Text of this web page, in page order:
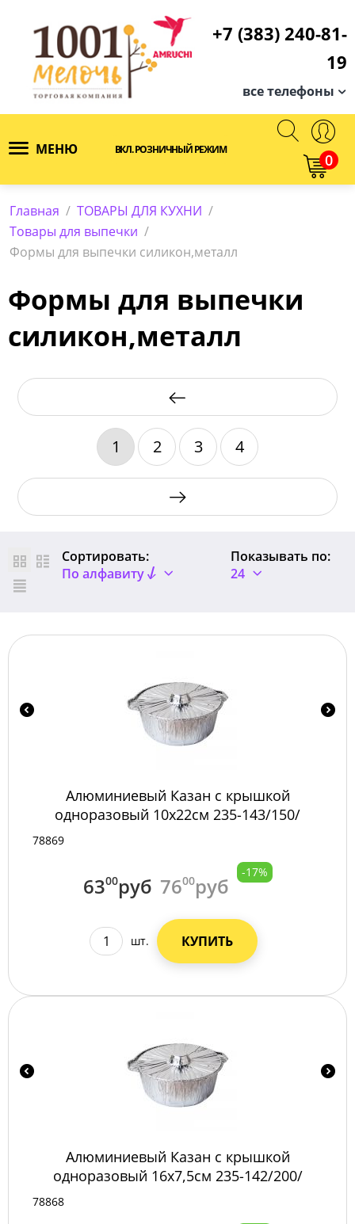
+7 (383) 240-81-
19
все телефоны
МЕНЮ ВКЛ. РОЗНИЧНЫЙ РЕЖИМ
0
Главная / ТОВАРЫ ДЛЯ КУХНИ /
Товары для выпечки /
Формы для выпечки силикон,металл
Формы для выпечки
силикон,металл
1 2 3 4
Сортировать:
По алфавиту
Показывать по:
24
Алюминиевый Казан с крышкой
одноразовый 10х22см 235-143/150/
78869
6300руб 7600руб
-17%
шт. КУПИТЬ
Алюминиевый Казан с крышкой
одноразовый 16х7,5см 235-142/200/
78868